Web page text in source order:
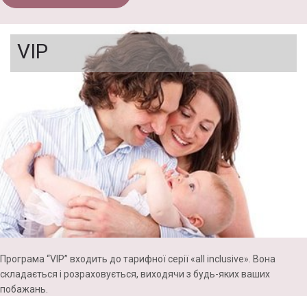
VIP
Програма “VIP” входить до тарифної серії «all inclusive». Вона
складається і розраховується, виходячи з будь-яких ваших
побажань.